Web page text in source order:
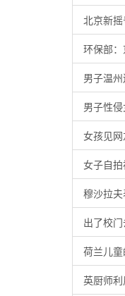
北京新
环保部
男子温
男子性
女孩见
女子自
穆沙拉
出了校
荷兰儿
英厨师